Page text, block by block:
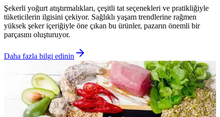
Şekerli yoğurt atıştırmalıkları, çeşitli tat seçenekleri ve pratikliğiyle
tüketicilerin ilgisini çekiyor. Sağlıklı yaşam trendlerine rağmen
yüksek şeker içeriğiyle öne çıkan bu ürünler, pazarın önemli bir
parçasını oluşturuyor.
Daha fazla bilgi edinin